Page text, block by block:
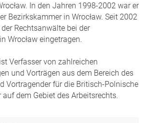
In den Jahren 1998-2002 war er
Bezirkskammer in Wrocław. Seit 2002
Rechtsanwälte bei der
Wrocław eingetragen.
Verfasser von zahlreichen
und Vorträgen aus dem Bereich des
Vortragender für die Britisch-Polnische
dem Gebiet des Arbeitsrechts.